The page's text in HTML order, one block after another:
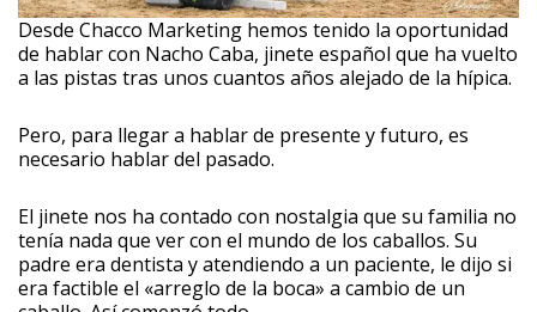
Desde Chacco Marketing hemos tenido la oportunidad
de hablar con Nacho Caba, jinete español que ha vuelto
a las pistas tras unos cuantos años alejado de la hípica.
Pero, para llegar a hablar de presente y futuro, es
necesario hablar del pasado.
El jinete nos ha contado con nostalgia que su familia no
tenía nada que ver con el mundo de los caballos. Su
padre era dentista y atendiendo a un paciente, le dijo si
era factible el «arreglo de la boca» a cambio de un